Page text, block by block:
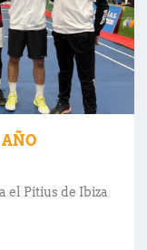
el Pitius de Ibiza